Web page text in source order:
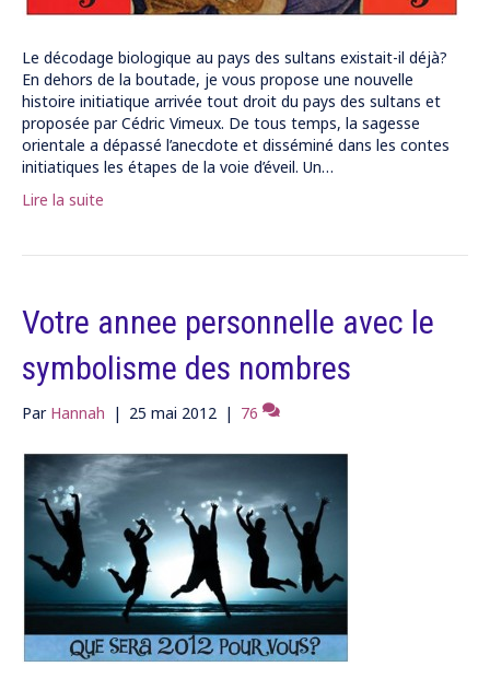
Le décodage biologique au pays des sultans existait-il déjà?
En dehors de la boutade, je vous propose une nouvelle
histoire initiatique arrivée tout droit du pays des sultans et
proposée par Cédric Vimeux. De tous temps, la sagesse
orientale a dépassé l’anecdote et disséminé dans les contes
initiatiques les étapes de la voie d’éveil. Un…
Lire la suite
Votre annee personnelle avec le
symbolisme des nombres
Par Hannah | 25 mai 2012 | 76